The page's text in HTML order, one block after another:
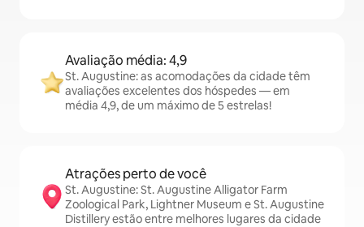
Avaliação média: 4,9
St. Augustine: as acomodações da cidade têm
avaliações excelentes dos hóspedes — em
média 4,9, de um máximo de 5 estrelas!
Atrações perto de você
St. Augustine: St. Augustine Alligator Farm
Zoological Park, Lightner Museum e St. Augustine
Distillery estão entre melhores lugares da cidade